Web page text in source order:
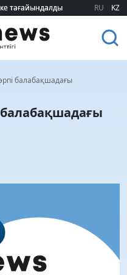
тағайындалды
тағайындалды RU KZ
балабақшадағы